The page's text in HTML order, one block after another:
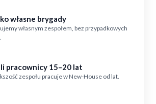
własne brygady
własnym zespołem, bez przypadkowych
pracownicy 15–20 lat
zespołu pracuje w New-House od lat.